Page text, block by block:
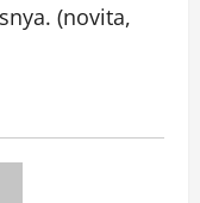
(novita,